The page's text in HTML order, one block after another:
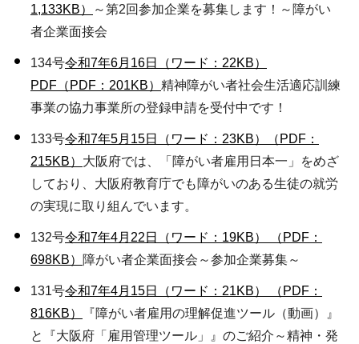
1,133KB）
～第2回参加企業を募集します！～障がい
者企業面接会
134号令和7年6月16日（ワード：22KB）
PDF（PDF：201KB） 精神障がい者社会生活適応訓練
事業の協力事業所の登録申請を受付中です！
133号令和7年5月15日（ワード：23KB）
（PDF：
215KB） 大阪府では、「障がい者雇用日本一」をめざ
しており、大阪府教育庁でも障がいのある生徒の就労
の実現に取り組んでいます。
132号令和7年4月22日（ワード：19KB）
（PDF：
698KB） 障がい者企業面接会～参加企業募集～
131号令和7年4月15日（ワード：21KB）
（PDF：
816KB）
『障がい者雇用の理解促進ツール（動画）』
と『大阪府「雇用管理ツール」』のご紹介～精神・発